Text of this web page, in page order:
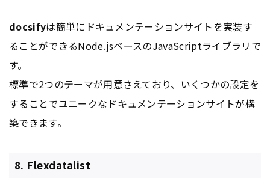
docsifyは簡単にドキュメンテーションサイトを実装す
ることができるNode.jsベースのJavaScriptライブラリで
す。
標準で2つのテーマが用意さえており、いくつかの設定を
することでユニークなドキュメンテーションサイトが構
築できます。
8. Flexdatalist